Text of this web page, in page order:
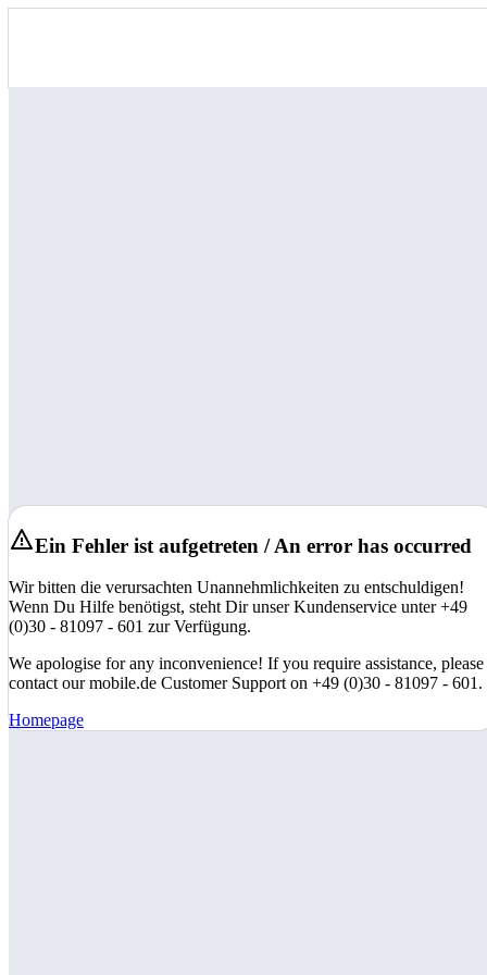
Ein Fehler ist aufgetreten / An error has occurred
Wir bitten die verursachten Unannehmlichkeiten zu entschuldigen!
Wenn Du Hilfe benötigst, steht Dir unser Kundenservice unter +49
(0)30 - 81097 - 601 zur Verfügung.
We apologise for any inconvenience! If you require assistance, please
contact our mobile.de Customer Support on +49 (0)30 - 81097 - 601.
Homepage